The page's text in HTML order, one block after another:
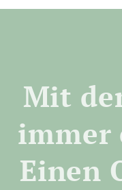
Mit
immer
Einen